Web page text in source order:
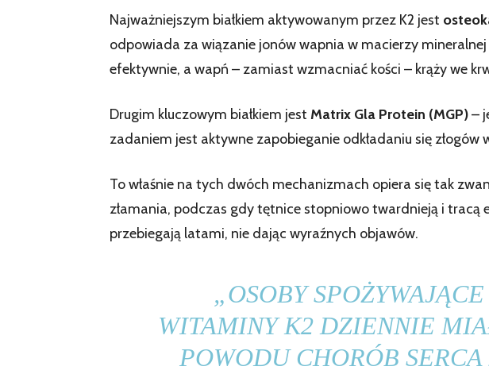
Najważniejszym białkiem aktywowanym przez K2 jest
odpowiada za wiązanie jonów wapnia w macierzy
efektywnie, a wapń – zamiast wzmacniać kości – krąży we
Drugim kluczowym białkiem jest Matrix Gla Protein (MGP)–
zadaniem jest aktywne zapobieganie odkładaniu się złogów
To właśnie na tych dwóch mechanizmach opiera się tak
złamania, podczas gdy tętnice stopniowo twardnieją i tracą
przebiegają latami, nie dając wyraźnych objawów.
„OSOBY
WITAMINY K2 DZIENNIE
POWODU CHORÓB